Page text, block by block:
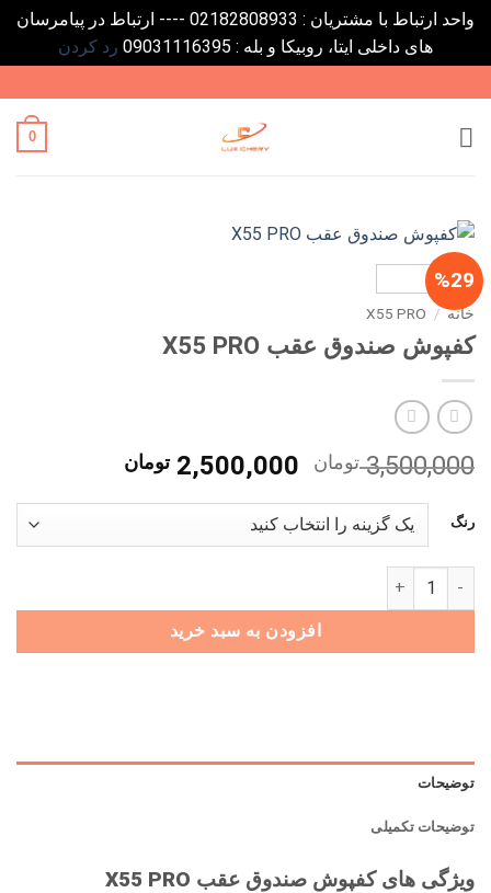
واحد ارتباط با مشتریان : 02182808933 ---- ارتباط در پیامرسان
های داخلی ایتا، روبیکا و بله : 09031116395
رد کردن
to
content
0
%29
خانه /
X55 PRO
کفپوش صندوق عقب X55 PRO
3,500,000 تومان
قیمت
بود.
2,500,000 تومان
است.
رنگ
کفپوش صندوق عقب X55 PRO عدد
افزودن به سبد خرید
توضیحات
توضیحات تکمیلی
ویژگی های کفپوش صندوق عقب X55 PRO